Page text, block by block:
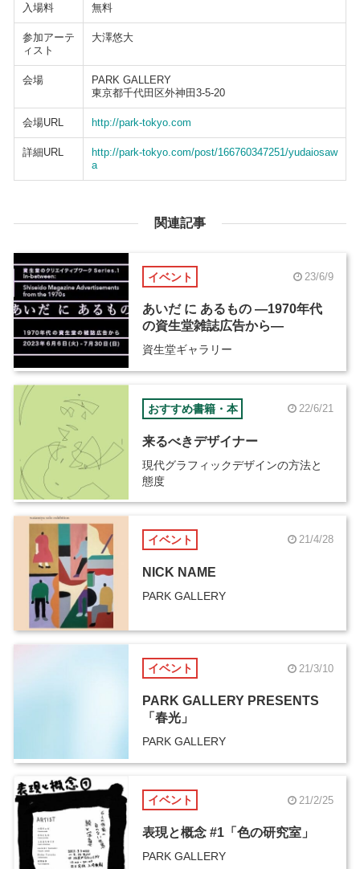
入場料 無料
参加アーテ
ィスト
大澤悠大
会場
PARK GALLERY
東京都千代田区外神田3-5-20
会場URL http://park-tokyo.com
詳細URL
http://park-tokyo.com/post/166760347251/yudaiosaw
a
関連記事
イベント 23/6/9
あいだ に あるもの ―1970年代
の資生堂雑誌広告から―
資生堂ギャラリー
おすすめ書籍・本 22/6/21
来るべきデザイナー
現代グラフィックデザインの方法と
態度
イベント 21/4/28
NICK NAME
PARK GALLERY
イベント 21/3/10
PARK GALLERY PRESENTS
「春光」
PARK GALLERY
イベント 21/2/25
表現と概念 #1「色の研究室」
PARK GALLERY